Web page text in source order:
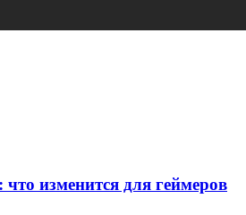
изменится для геймеров